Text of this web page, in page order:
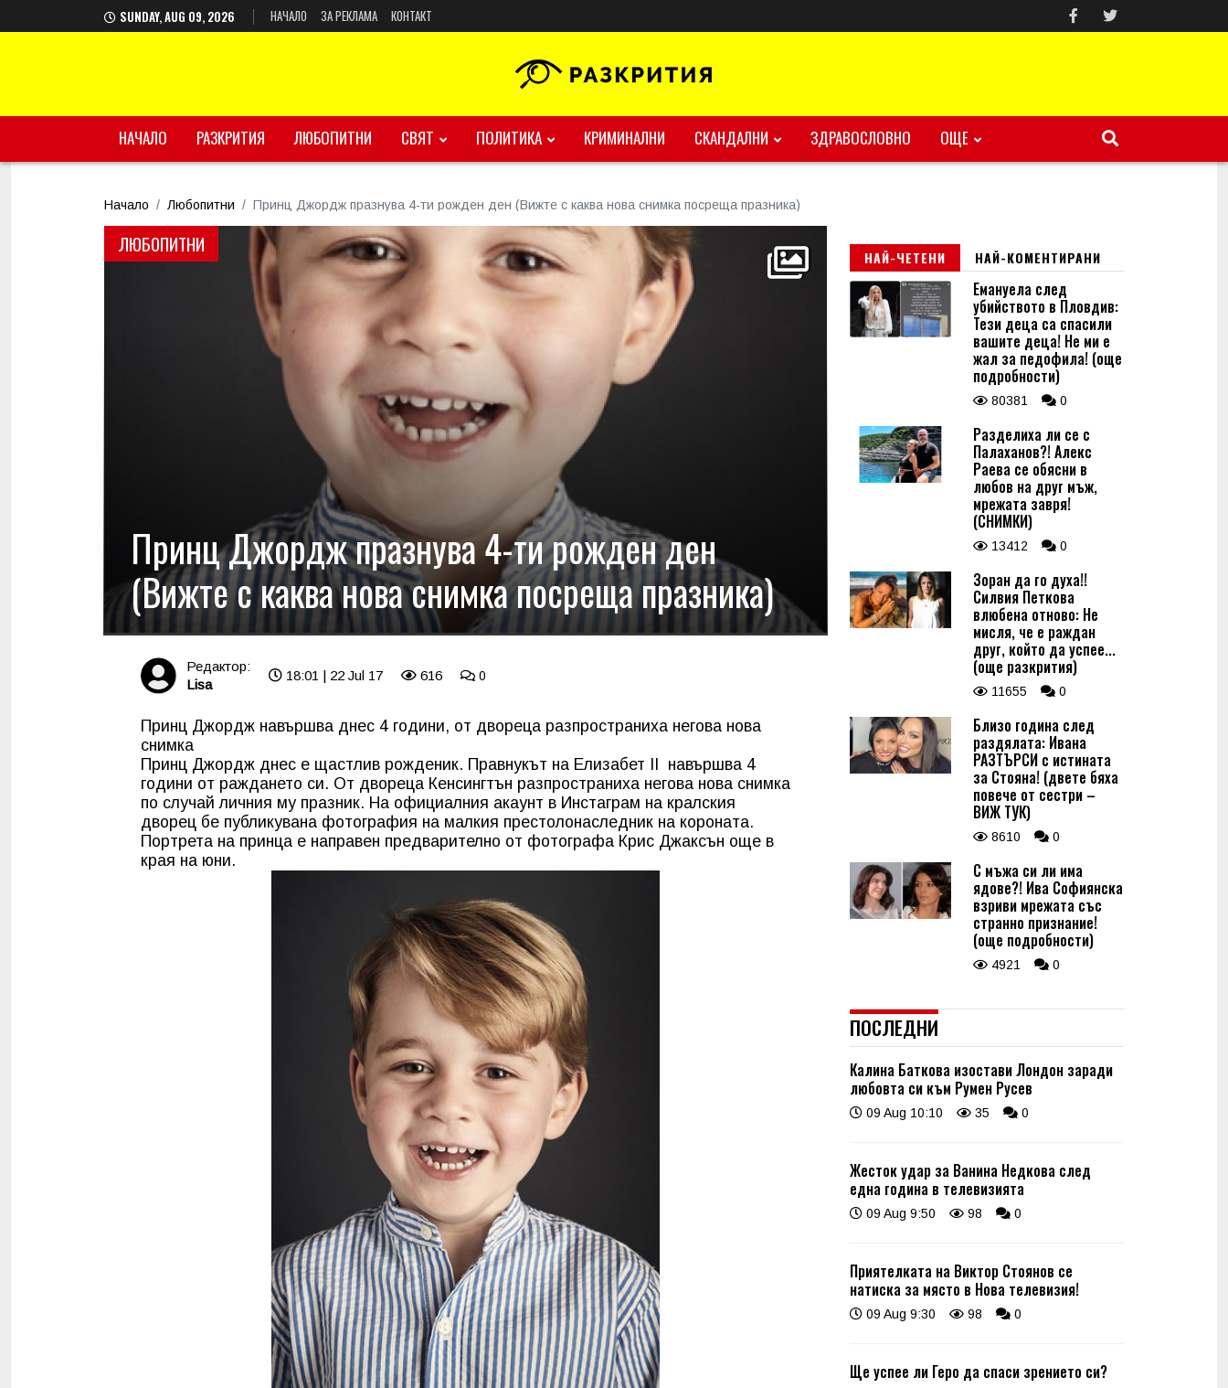
SUNDAY, AUG 09, 2026 НАЧАЛО ЗА РЕКЛАМА КОНТАКТ
НАЧАЛО РАЗКРИТИЯ ЛЮБОПИТНИ СВЯТ ПОЛИТИКА КРИМИНАЛНИ СКАНДАЛНИ ЗДРАВОСЛОВНО ОЩЕ
Начало Любопитни Принц Джордж празнува 4-ти рожден ден (Вижте с каква нова снимка посреща празника)
ЛЮБОПИТНИ
Принц Джордж празнува 4-ти рожден ден
(Вижте с каква нова снимка посреща празника)
Редактор:
Lisa
18:01 | 22 Jul 17 616 0
Принц Джордж навършва днес 4 години, от двореца разпространиха негова нова
снимка
Принц Джордж днес е щастлив рожденик. Правнукът на Елизабет II навършва 4
години от раждането си. От двореца Кенсингтън разпространиха негова нова снимка
по случай личния му празник. На официалния акаунт в Инстаграм на кралския
дворец бе публикувана фотография на малкия престолонаследник на короната.
Портрета на принца е направен предварително от фотографа Крис Джаксън още в
края на юни.
НАЙ-ЧЕТЕНИ НАЙ-КОМЕНТИРАНИ
Емануела след
убийството в Пловдив:
Тези деца са спасили
вашите деца! Не ми е
жал за педофила! (още
подробности)
80381 0
Разделиха ли се с
Палаханов?! Алекс
Раева се обясни в
любов на друг мъж,
мрежата завря!
(СНИМКИ)
13412 0
Зоран да го духа!!
Силвия Петкова
влюбена отново: Не
мисля, че е раждан
друг, който да успее...
(още разкрития)
11655 0
Близо година след
раздялата: Ивана
РАЗТЪРСИ с истината
за Стояна! (двете бяха
повече от сестри –
ВИЖ ТУК)
8610 0
С мъжа си ли има
ядове?! Ива Софиянска
взриви мрежата със
странно признание!
(още подробности)
4921 0
ПОСЛЕДНИ
Калина Баткова изостави Лондон заради
любовта си към Румен Русев
09 Aug 10:10 35 0
Жесток удар за Ванина Недкова след
една година в телевизията
09 Aug 9:50 98 0
Приятелката на Виктор Стоянов се
натиска за място в Нова телевизия!
09 Aug 9:30 98 0
Ще успее ли Геро да спаси зрението си?